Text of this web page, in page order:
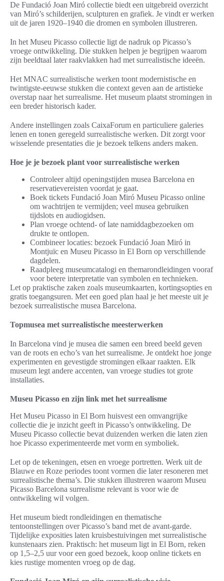
De Fundació Joan Miró collectie biedt een uitgebreid overzicht
van Miró’s schilderijen, sculpturen en grafiek. Je vindt er werken
uit de jaren 1920–1940 die dromen en symbolen illustreren.
In het Museu Picasso collectie ligt de nadruk op Picasso’s
vroege ontwikkeling. Die stukken helpen je begrijpen waarom
zijn beeldtaal later raakvlakken had met surrealistische ideeën.
Het MNAC surrealistische werken toont modernistische en
twintigste-eeuwse stukken die context geven aan de artistieke
overstap naar het surrealisme. Het museum plaatst stromingen in
een breder historisch kader.
Andere instellingen zoals CaixaForum en particuliere galeries
lenen en tonen geregeld surrealistische werken. Dit zorgt voor
wisselende presentaties die je bezoek telkens anders maken.
Hoe je je bezoek plant voor surrealistische werken
Controleer altijd openingstijden musea Barcelona en
reservatievereisten voordat je gaat.
Boek tickets Fundació Joan Miró Museu Picasso online
om wachtrijen te vermijden; veel musea gebruiken
tijdslots en audiogidsen.
Plan vroege ochtend- of late namiddagbezoeken om
drukte te ontlopen.
Combineer locaties: bezoek Fundació Joan Miró in
Montjuïc en Museu Picasso in El Born op verschillende
dagdelen.
Raadpleeg museumcatalogi en themarondleidingen vooraf
voor betere interpretatie van symbolen en technieken.
Let op praktische zaken zoals museumkaarten, kortingsopties en
gratis toegangsuren. Met een goed plan haal je het meeste uit je
bezoek surrealistische musea Barcelona.
Topmusea met surrealistische meesterwerken
In Barcelona vind je musea die samen een breed beeld geven
van de roots en echo’s van het surrealisme. Je ontdekt hoe jonge
experimenten en gevestigde stromingen elkaar raakten. Elk
museum legt andere accenten, van vroege studies tot grote
installaties.
Museu Picasso en zijn link met het surrealisme
Het Museu Picasso in El Born huisvest een omvangrijke
collectie die je inzicht geeft in Picasso’s ontwikkeling. De
Museu Picasso collectie bevat duizenden werken die laten zien
hoe Picasso experimenteerde met vorm en symboliek.
Let op de tekeningen, etsen en vroege portretten. Werk uit de
Blauwe en Roze periodes toont vormen die later resoneren met
surrealistische thema’s. Die stukken illustreren waarom Museu
Picasso Barcelona surrealisme relevant is voor wie de
ontwikkeling wil volgen.
Het museum biedt rondleidingen en thematische
tentoonstellingen over Picasso’s band met de avant-garde.
Tijdelijke exposities laten kruisbestuivingen met surrealistische
kunstenaars zien. Praktisch: het museum ligt in El Born, reken
op 1,5–2,5 uur voor een goed bezoek, koop online tickets en
kies rustige momenten vroeg op de dag.